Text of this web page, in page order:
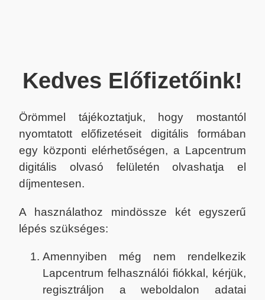
Kedves Előfizetőink!
Örömmel tájékoztatjuk, hogy mostantól
nyomtatott előfizetéseit digitális formában
egy központi elérhetőségen, a Lapcentrum
digitális olvasó felületén olvashatja el
díjmentesen.
A használathoz mindössze két egyszerű
lépés szükséges:
Amennyiben még nem rendelkezik
Lapcentrum felhasználói fiókkal, kérjük,
regisztráljon a weboldalon adatai